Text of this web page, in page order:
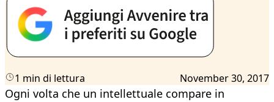
1 min di lettura November 30, 2017
Ogni volta che un intellettuale compare in